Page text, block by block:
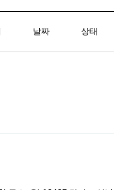
날짜 상태